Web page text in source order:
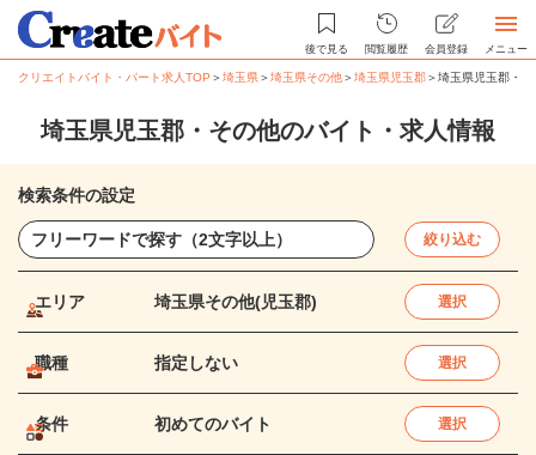
後で見る 閲覧履歴 会員登録 メニュー
クリエイトバイト・パート求人TOP ＞埼玉県＞埼玉県その他＞埼玉県児玉郡＞埼玉県児玉郡・
埼玉県児玉郡・その他のバイト・求人情報
検索条件の設定
絞り込む
エリア 埼玉県その他(児玉郡) 選択
職種 指定しない 選択
条件 初めてのバイト 選択